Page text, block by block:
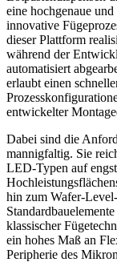
eine hochgenaue
innovative
dieser Plattform
während der
automatisiert
erlaubt einen
entwickelter
Dabei sind die
mannigfaltig. Sie
LED-Typen auf
hin zum Wafer-
klassischer
ein hohes Maß an
Peripherie des